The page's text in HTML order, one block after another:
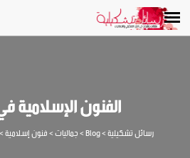
الفنون الإسلامية
رسائل تشكيلية>
Blog
>جماليات>فنون إسلامية>